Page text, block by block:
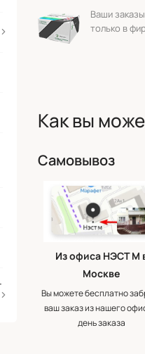
Ваши
только в
Как вы
Самовывоз
Из офиса НЭСТ М
Москве
Вы можете бесплатно
ваш заказ из нашего
день заказа